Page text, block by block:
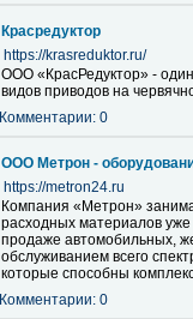
Красредуктор
https://krasreduktor.ru/
ООО «КрасРедуктор» -
видов приводов на
Комментарии: 0
ООО Метрон -
https://metron24.ru
Компания «Метрон»
расходных материалов
продаже автомобильных,
обслуживанием всего
которые способны
Комментарии: 0